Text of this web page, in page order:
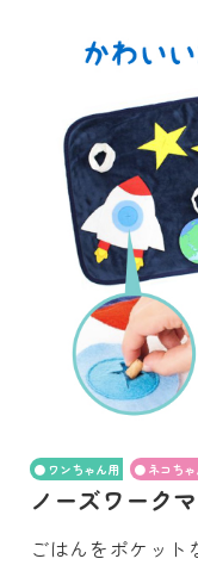
ワンちゃん用 ネコち
ノーズワーク
ごはんをポケット